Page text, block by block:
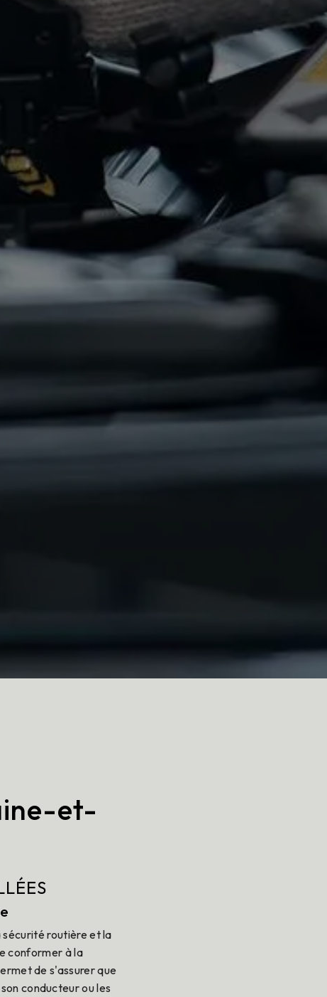
et-
routière et la
conformer à la
de s'assurer que
conducteur ou les